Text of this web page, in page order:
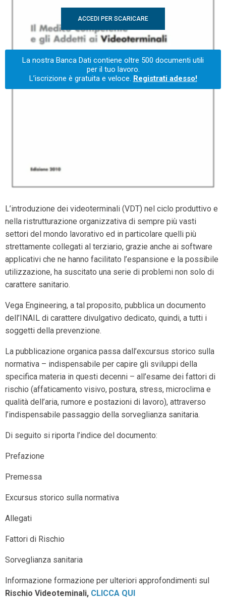
ACCEDI PER SCARICARE
La nostra Banca Dati contiene oltre 500 documenti utili
per il tuo lavoro.
L’iscrizione è gratuita e veloce. Registrati adesso!
L’introduzione dei videoterminali (VDT) nel ciclo produttivo e
nella ristrutturazione organizzativa di sempre più vasti
settori del mondo lavorativo ed in particolare quelli più
strettamente collegati al terziario, grazie anche ai software
applicativi che ne hanno facilitato l’espansione e la possibile
utilizzazione, ha suscitato una serie di problemi non solo di
carattere sanitario.
Vega Engineering, a tal proposito, pubblica un documento
dell’INAIL di carattere divulgativo dedicato, quindi, a tutti i
soggetti della prevenzione.
La pubblicazione organica passa dall’excursus storico sulla
normativa – indispensabile per capire gli sviluppi della
specifica materia in questi decenni – all’esame dei fattori di
rischio (affaticamento visivo, postura, stress, microclima e
qualità dell’aria, rumore e postazioni di lavoro), attraverso
l’indispensabile passaggio della sorveglianza sanitaria.
Di seguito si riporta l’indice del documento:
Prefazione
Premessa
Excursus storico sulla normativa
Allegati
Fattori di Rischio
Sorveglianza sanitaria
Informazione formazione per ulteriori approfondimenti sul
Rischio Videoteminali, CLICCA QUI